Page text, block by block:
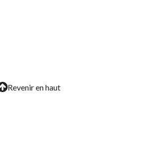
Revenir en haut